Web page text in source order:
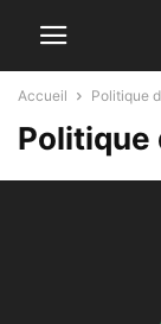
Accueil Politique